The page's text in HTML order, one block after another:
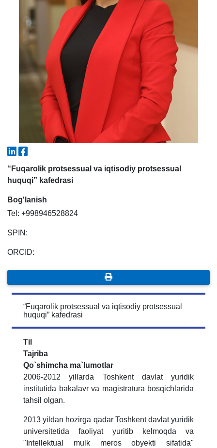
“Fuqarolik protsessual va iqtisodiy protsessual
huquqi” kafedrasi
Bog'lanish
Tel: +998946528824
SPIN:
ORCID:
“Fuqarolik protsessual va iqtisodiy protsessual
huquqi” kafedrasi
Til
Tajriba
Qo`shimcha ma`lumotlar
2006-2012 yillarda Toshkent davlat yuridik
institutida bakalavr va magistratura bosqichlarida
tahsil olgan.
2013 yildan hozirga qadar Toshkent davlat yuridik
universitetida faoliyat yuritib kelmoqda va
"Intellektual mulk meros obyekti sifatida"
6. Elektron ariza (16)
7. Call-center (4)
✉️ Adminga yozish